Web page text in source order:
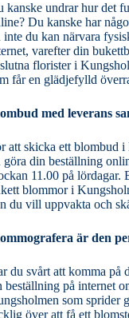
kanske undrar hur det
Du kanske har
inte du kan närvara
varefter din
florister i
får en glädjefylld
med leverans
att skicka ett blombud i
göra din beställning
11.00 på lördagar.
blommor i
du vill uppvakta och
är den
du svårt att komma på
beställning på internet
som sprider
över att få ett